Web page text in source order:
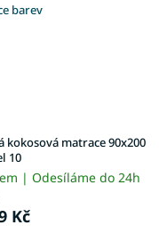
barev
kokosová matrace 90x200
10
| Odesíláme do 24h
Kč